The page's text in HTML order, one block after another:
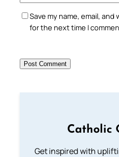
Save my name, email,
for the next time I
Catholic
Get inspired with